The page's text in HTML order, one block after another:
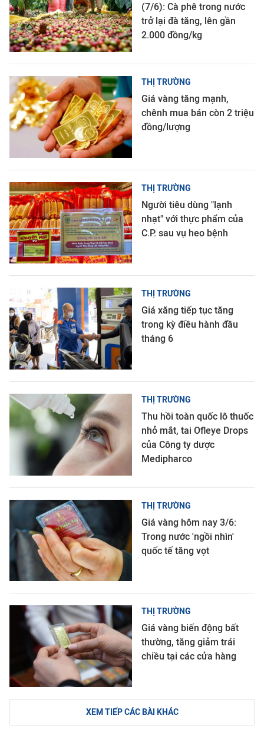
(7/6): Cà phê trong nước
trở lại đà tăng, lên gần
2.000 đồng/kg
THỊ TRƯỜNG
Giá vàng tăng mạnh,
chênh mua bán còn 2 triệu
đồng/lượng
THỊ TRƯỜNG
Người tiêu dùng "lạnh
nhạt" với thực phẩm của
C.P. sau vụ heo bệnh
THỊ TRƯỜNG
Giá xăng tiếp tục tăng
trong kỳ điều hành đầu
tháng 6
THỊ TRƯỜNG
Thu hồi toàn quốc lô thuốc
nhỏ mắt, tai Ofleye Drops
của Công ty dược
Medipharco
THỊ TRƯỜNG
Giá vàng hôm nay 3/6:
Trong nước 'ngồi nhìn'
quốc tế tăng vọt
THỊ TRƯỜNG
Giá vàng biến động bất
thường, tăng giảm trái
chiều tại các cửa hàng
XEM TIẾP CÁC BÀI KHÁC